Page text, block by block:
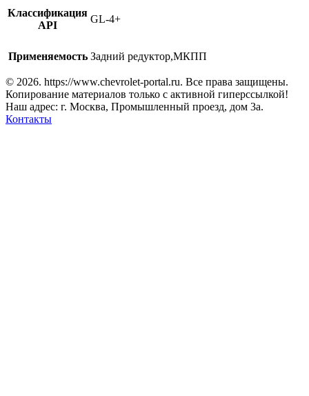
Классификация
API
GL-4+
Применяемость Задний редуктор,МКПП
© 2026. https://www.chevrolet-portal.ru. Все права защищены.
Копирование материалов только с активной гиперссылкой!
Наш адрес: г. Москва, Промышленный проезд, дом 3а.
Контакты